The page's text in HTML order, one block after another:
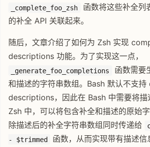
_complete_foo_zsh
函数将这些补全列
的补全 API 关联起来。
随后，文章介绍了如何为 Zsh 实现
descriptions 功能。为了实现这一点，
_generate_foo_completions
函数需要
和描述的字符串数组。Bash 默认不支
descriptions，因此在 Bash 中需要将描
Zsh 中，可以将包含补全和描述的原始
除描述后的补全字符串数组同时传递给
- $trimmed
函数，从而实现带有描述信